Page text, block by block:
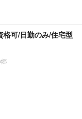
格可/日勤のみ/住宅型